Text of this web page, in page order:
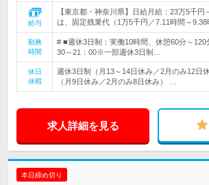
給与
【東京都・神奈川県】日給月給：23万5千円
は、固定残業代（1万5千円／7.11時間～9.38
勤務
時間
# ■週休3日制：実働10時間、休憩60分～120
30～21：00※一部週休3日制…
休日
休暇
週休3日制（月13～14日休み／2月のみ12日
（月9日休み／2月のみ8日休み） …
求人詳細を見る
本日締め切り